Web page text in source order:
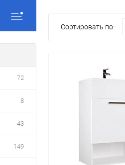
72
8
43
149
Сортировать по: